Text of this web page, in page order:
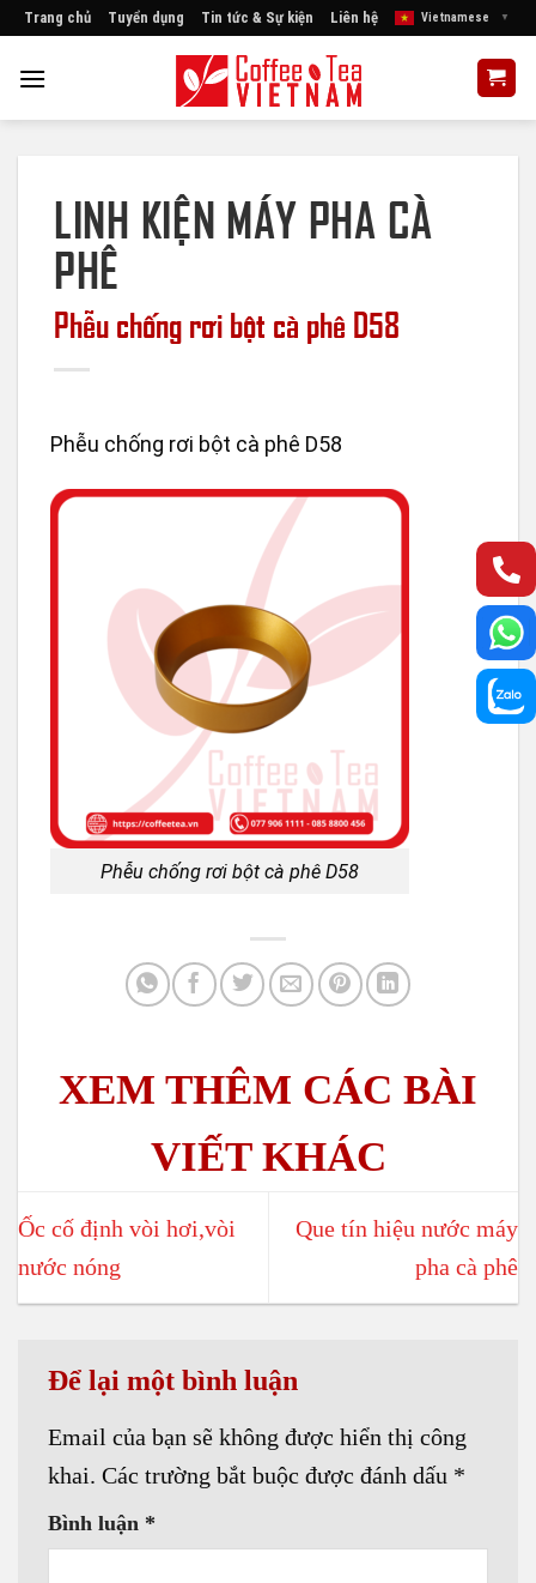
Skip
content
Trang chủ Tuyển dụng Tin tức & Sự kiện Liên hệ Vietnamese ▼
LINH KIỆN MÁY PHA CÀ
PHÊ
Phễu chống rơi bột cà phê D58
Phễu chống rơi bột cà phê D58
Phễu chống rơi bột cà phê D58
Ốc cố định vòi hơi,vòi
nước nóng
Que tín hiệu nước máy
pha cà phê
Để lại một bình luận
Email của bạn sẽ không được hiển thị công
khai. Các trường bắt buộc được đánh dấu *
Bình luận *